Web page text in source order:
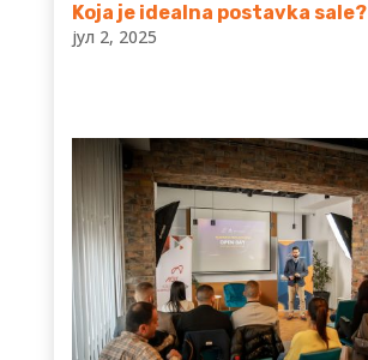
Koja je idealna postavka sale?
јул 2, 2025